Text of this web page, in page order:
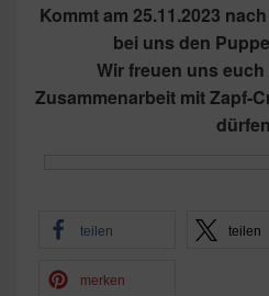
Kommt am 25.11.2023
bei uns den
Wir freuen uns
Zusammenarbeit mit Zapf-
teilen teilen
merken